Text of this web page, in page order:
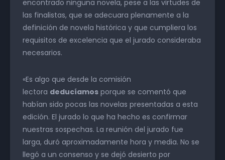
encontrado ninguna novela, pese a las virtudes de
las finalistas, que se adecuara plenamente a la
definición de novela histórica y que cumpliera los
requisitos de excelencia que el jurado consideraba
necesarios.
«Es algo que desde la comisión
lectora deducíamos porque se comentó que
habían sido pocas las novelas presentadas a esta
edición. El jurado lo que ha hecho es confirmar
nuestras sospechas. La reunión del jurado fue
larga, duró aproximadamente hora y media. No se
llegó a un consenso y se dejó desierto por